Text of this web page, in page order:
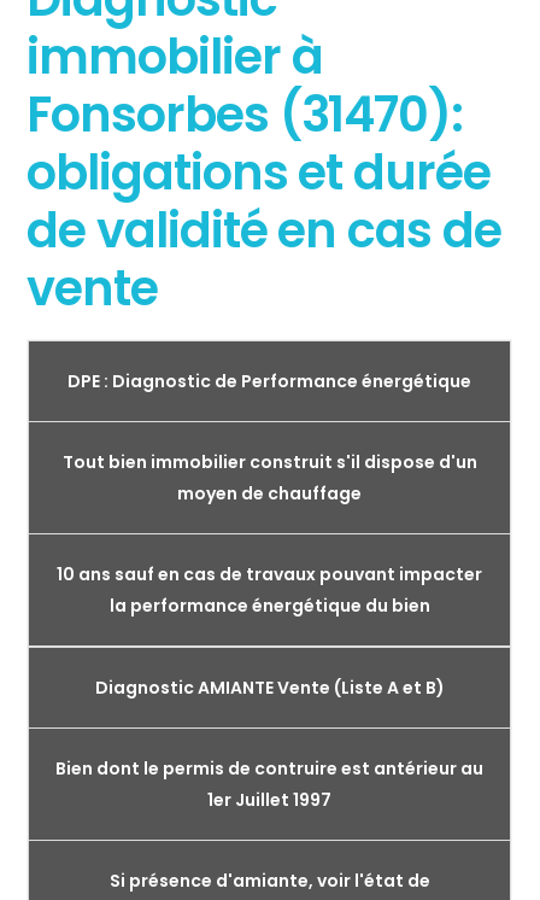
immobilier à
Fonsorbes (31470):
obligations et durée
de validité en cas de
vente
DPE : Diagnostic de Performance énergétique
Tout bien immobilier construit s'il dispose d'un
moyen de chauffage
10 ans sauf en cas de travaux pouvant impacter
la performance énergétique du bien
Diagnostic AMIANTE Vente (Liste A et B)
Bien dont le permis de contruire est antérieur au
1er Juillet 1997
Si présence d'amiante, voir l'état de